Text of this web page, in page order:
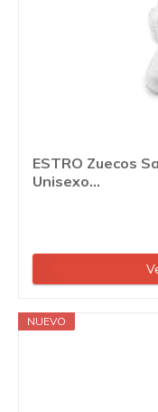
ESTRO Zuecos
Unisexo...
NUEVO